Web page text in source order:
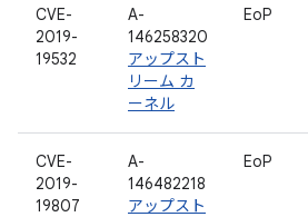
CVE-
2019-
19532
A-
146258320
アップスト
リーム カ
ーネル
EoP
CVE-
2019-
19807
A-
146482218
アップスト
EoP